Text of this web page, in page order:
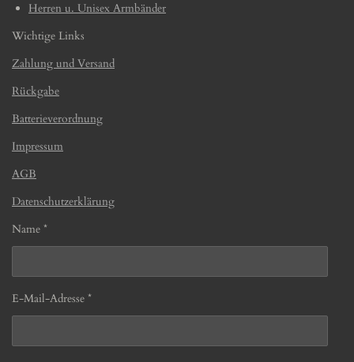
Herren u. Unisex Armbänder
Wichtige Links
Zahlung und Versand
Rückgabe
Batterieverordnung
Impressum
AGB
Datenschutzerklärung
Name *
E-Mail-Adresse *